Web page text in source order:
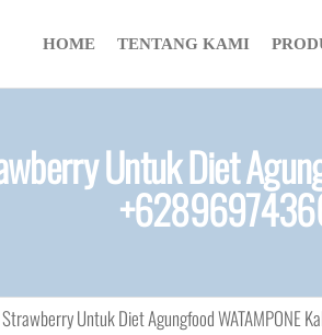
HOME TENTANG KAMI
Untuk Diet
Untuk Diet Agungfood WATAMPONE